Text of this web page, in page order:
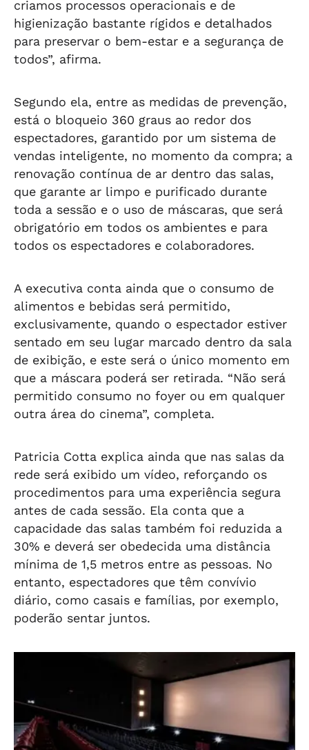
criamos processos operacionais e de
higienização bastante rígidos e detalhados
para preservar o bem-estar e a segurança de
todos”, afirma.
Segundo ela, entre as medidas de prevenção,
está o bloqueio 360 graus ao redor dos
espectadores, garantido por um sistema de
vendas inteligente, no momento da compra; a
renovação contínua de ar dentro das salas,
que garante ar limpo e purificado durante
toda a sessão e o uso de máscaras, que será
obrigatório em todos os ambientes e para
todos os espectadores e colaboradores.
A executiva conta ainda que o consumo de
alimentos e bebidas será permitido,
exclusivamente, quando o espectador estiver
sentado em seu lugar marcado dentro da sala
de exibição, e este será o único momento em
que a máscara poderá ser retirada. “Não será
permitido consumo no foyer ou em qualquer
outra área do cinema”, completa.
Patricia Cotta explica ainda que nas salas da
rede será exibido um vídeo, reforçando os
procedimentos para uma experiência segura
antes de cada sessão. Ela conta que a
capacidade das salas também foi reduzida a
30% e deverá ser obedecida uma distância
mínima de 1,5 metros entre as pessoas. No
entanto, espectadores que têm convívio
diário, como casais e famílias, por exemplo,
poderão sentar juntos.